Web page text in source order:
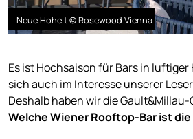
Neue Hoheit © Rosewood Vienna
Es ist Hochsaison für Bars in luftiger
sich auch im Interesse unserer
Deshalb haben wir die
Welche Wiener Rooftop-Bar ist